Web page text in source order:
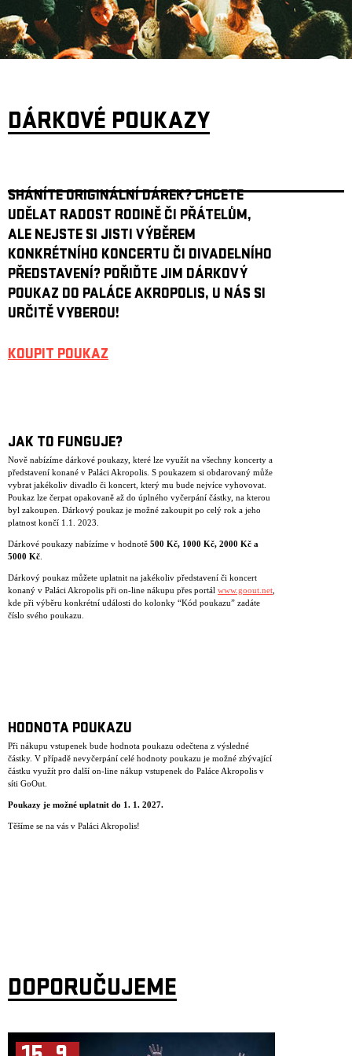
DÁRKOVÉ POUKAZY
SHÁNÍTE ORIGINÁLNÍ DÁREK? CHCETE
UDĚLAT RADOST RODINĚ ČI PŘÁTELŮM,
ALE NEJSTE SI JISTI VÝBĚREM
KONKRÉTNÍHO KONCERTU ČI DIVADELNÍHO
PŘEDSTAVENÍ? POŘIĎTE JIM DÁRKOVÝ
POUKAZ DO PALÁCE AKROPOLIS, U NÁS SI
URČITĚ VYBEROU!
KOUPIT POUKAZ
JAK TO FUNGUJE?
Nově nabízíme dárkové poukazy, které lze využít na všechny koncerty a
představení konané v Paláci Akropolis. S poukazem si obdarovaný může
vybrat jakékoliv divadlo či koncert, který mu bude nejvíce vyhovovat.
Poukaz lze čerpat opakovaně až do úplného vyčerpání částky, na kterou
byl zakoupen. Dárkový poukaz je možné zakoupit po celý rok a jeho
platnost končí 1.1. 2023.
Dárkové poukazy nabízíme v hodnotě 500 Kč, 1000 Kč, 2000 Kč a
5000 Kč
Dárkový poukaz můžete uplatnit na jakékoliv představení či koncert
konaný v Paláci Akropolis při on-line nákupu přes portál www.goout.net
kde při výběru konkrétní události do kolonky “Kód poukazu” zadáte
číslo svého poukazu.
HODNOTA POUKAZU
Při nákupu vstupenek bude hodnota poukazu odečtena z výsledné
částky. V případě nevyčerpání celé hodnoty poukazu je možné zbývající
částku využít pro další on-line nákup vstupenek do Paláce Akropolis v
síti GoOut.
Poukazy je možné uplatnit do 1. 1. 2027.
Těšíme se na vás v Paláci Akropolis!
DOPORUČUJEME